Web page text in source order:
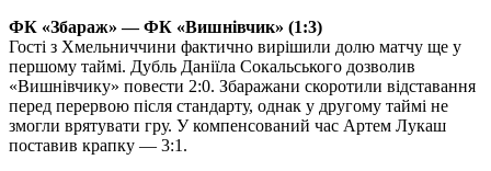
ФК «Збараж» — ФК «Вишнівчик» (1:3)
Гості з Хмельниччини фактично вирішили долю матчу ще у
першому таймі. Дубль Даніїла Сокальського дозволив
«Вишнівчику» повести 2:0. Збаражани скоротили відставання
перед перервою після стандарту, однак у другому таймі не
змогли врятувати гру. У компенсований час Артем Лукаш
поставив крапку — 3:1.